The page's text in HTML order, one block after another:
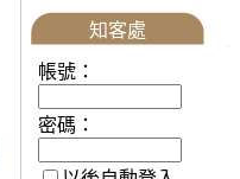
知客處
帳號：
密碼：